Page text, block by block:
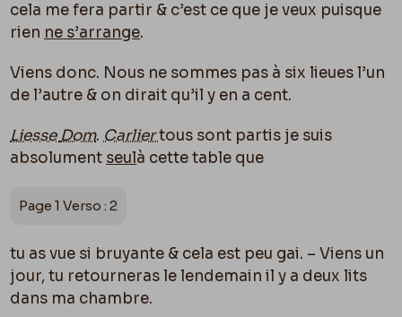
cela me fera partir & c’est ce que je veux puisque
rien ne s’arrange.
Viens donc. Nous ne sommes pas à six lieues l’un
de l’autre & on dirait qu’il y en a cent.
Liesse Dom. Carliertous sont partis je suis
absolument seulà cette table que
Page 1 Verso : 2
tu as vue si bruyante & cela est peu gai. – Viens un
jour, tu retourneras le lendemain il y a deux lits
dans ma chambre.